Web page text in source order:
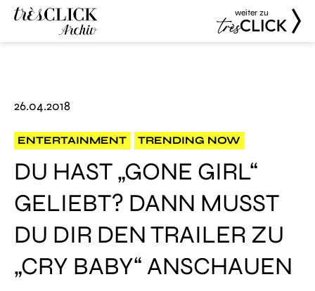
weiter zu
26.04.2018
ENTERTAINMENT TRENDING NOW
DU HAST „GONE GIRL“
GELIEBT? DANN MUSST
DU DIR DEN TRAILER ZU
„CRY BABY“ ANSCHAUEN